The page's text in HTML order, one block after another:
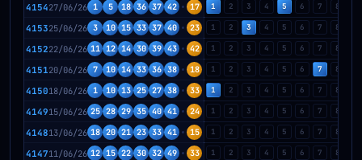
415427/06/26 1 5 18 36 37 42 17 1 2 3 4 5 6 7 8
415325/06/26 3 10 15 33 37 40 23 1 2 3 4 5 6 7 8
415222/06/26 11 12 14 30 39 43 42 1 2 3 4 5 6 7 8
415120/06/26 7 10 14 33 36 38 18 1 2 3 4 5 6 7 8
415018/06/26 1 10 13 25 27 38 33 1 2 3 4 5 6 7 8
414915/06/26 25 28 29 35 40 41 24 1 2 3 4 5 6 7 8
414813/06/26 18 20 21 23 33 41 15 1 2 3 4 5 6 7 8
414711/06/26 12 15 22 30 32 49 33 1 2 3 4 5 6 7 8